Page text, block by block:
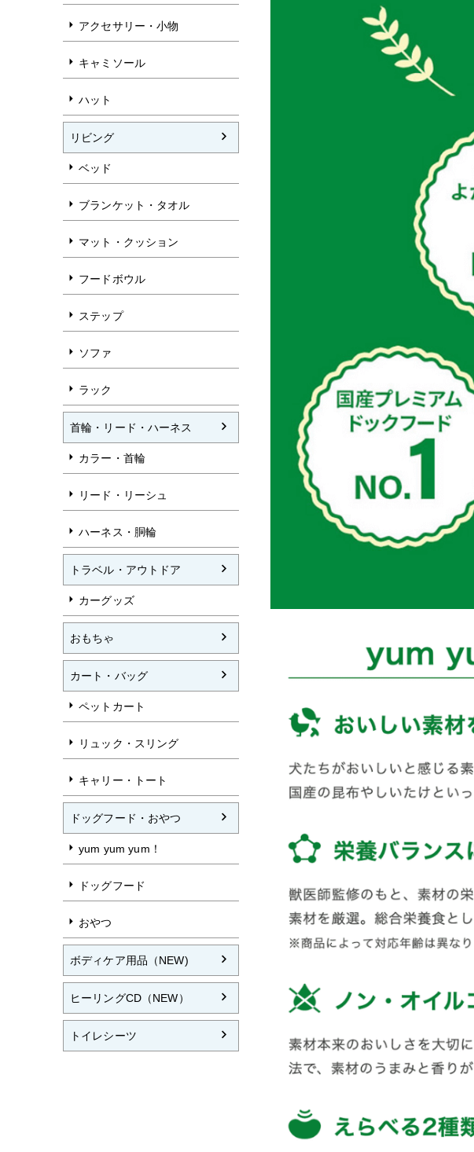
アクセサリー・小物
キャミソール
ハット
リビング
ベッド
ブランケット・タオル
マット・クッション
フードボウル
ステップ
ソファ
ラック
首輪・リード・ハーネス
カラー・首輪
リード・リーシュ
ハーネス・胴輪
トラベル・アウトドア
カーグッズ
おもちゃ
カート・バッグ
ペットカート
リュック・スリング
キャリー・トート
ドッグフード・おやつ
yum yum yum！
ドッグフード
おやつ
ボディケア用品（NEW)
ヒーリングCD（NEW）
トイレシーツ